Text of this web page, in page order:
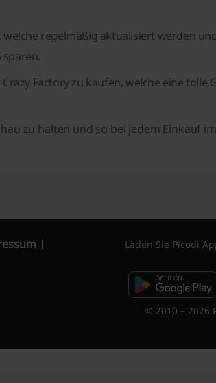
welche regelmäßig aktualisiert werden
Factory zu kaufen, welche eine tolle
zu halten und so bei jedem Einkauf
Laden Sie Picodi
© 2010 – 2026